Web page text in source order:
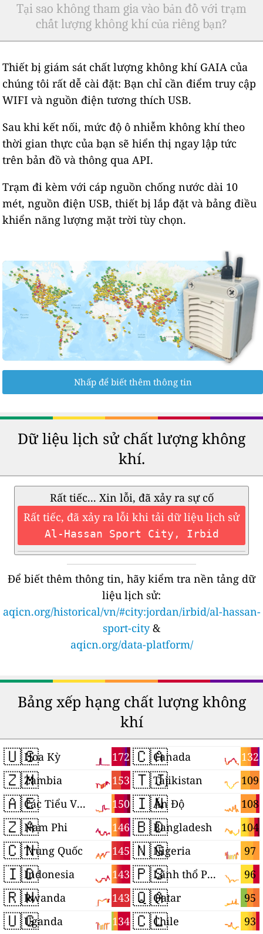
Tại sao không tham gia vào bản đồ với trạm
chất lượng không khí của riêng bạn?
Thiết bị giám sát chất lượng không khí GAIA của
chúng tôi rất dễ cài đặt: Bạn chỉ cần điểm truy cập
WIFI và nguồn điện tương thích USB.
Sau khi kết nối, mức độ ô nhiễm không khí theo
thời gian thực của bạn sẽ hiển thị ngay lập tức
trên bản đồ và thông qua API.
Trạm đi kèm với cáp nguồn chống nước dài 10
mét, nguồn điện USB, thiết bị lắp đặt và bảng điều
khiển năng lượng mặt trời tùy chọn.
Nhấp để biết thêm thông tin
Dữ liệu lịch sử chất lượng không
khí.
Rất tiếc... Xin lỗi, đã xảy ra sự cố
Rất tiếc, đã xảy ra lỗi khi tải dữ liệu lịch sử
Al-Hassan Sport City, Irbid
Để biết thêm thông tin, hãy kiểm tra nền tảng dữ
liệu lịch sử:
aqicn.org/historical/vn/#city:jordan/irbid/al-hassan-
sport-city&
aqicn.org/data-platform/
Bảng xếp hạng chất lượng không
khí
🇺🇸 172
Hoa Kỳ
🇿🇲 153
Zambia
🇦🇪 150
Các Tiểu Vương quốc Ả Rập Thống nhất
🇿🇦 146
Nam Phi
🇨🇳 145
Trung Quốc
🇮🇩 143
Indonesia
🇷🇼 143
Rwanda
🇺🇬 134
Uganda
🇨🇦 132
Canada
🇹🇯 109
Tajikistan
🇮🇳 108
Ấn Độ
🇧🇩 104
Bangladesh
🇳🇬 97
Nigeria
🇵🇸 96
Lãnh thổ Palestine
🇶🇦 95
Qatar
🇨🇱 93
Chile